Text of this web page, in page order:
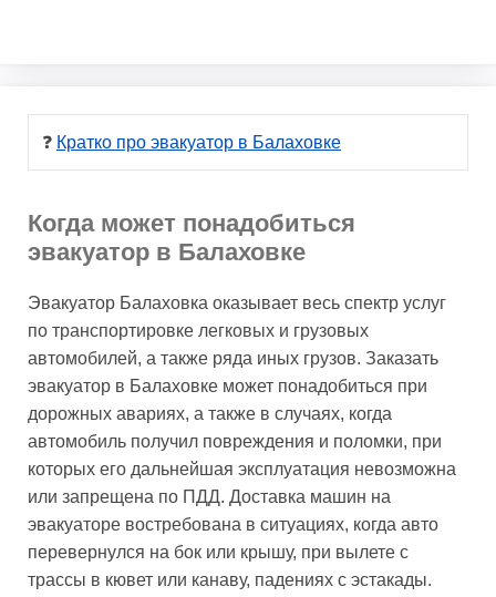
❓ Кратко про эвакуатор в Балаховке
Когда может понадобиться
эвакуатор в Балаховке
Эвакуатор Балаховка оказывает весь спектр услуг
по транспортировке легковых и грузовых
автомобилей, а также ряда иных грузов. Заказать
эвакуатор в Балаховке может понадобиться при
дорожных авариях, а также в случаях, когда
автомобиль получил повреждения и поломки, при
которых его дальнейшая эксплуатация невозможна
или запрещена по ПДД. Доставка машин на
эвакуаторе востребована в ситуациях, когда авто
перевернулся на бок или крышу, при вылете с
трассы в кювет или канаву, падениях с эстакады.